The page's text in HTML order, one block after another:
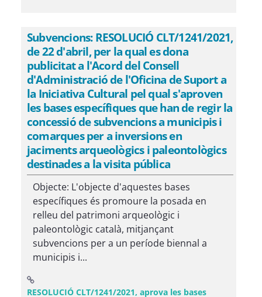
Subvencions: RESOLUCIÓ CLT/1241/2021,
de 22 d'abril, per la qual es dona
publicitat a l'Acord del Consell
d'Administració de l'Oficina de Suport a
la Iniciativa Cultural pel qual s'aproven
les bases específiques que han de regir la
concessió de subvencions a municipis i
comarques per a inversions en
jaciments arqueològics i paleontològics
destinades a la visita pública
Objecte: L'objecte d'aquestes bases
específiques és promoure la posada en
relleu del patrimoni arqueològic i
paleontològic català, mitjançant
subvencions per a un període biennal a
municipis i...
RESOLUCIÓ CLT/1241/2021, aprova les bases